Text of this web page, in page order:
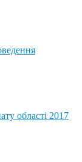
області 2017